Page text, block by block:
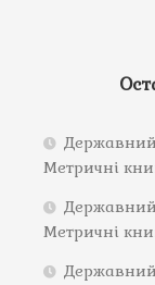
Державний
Метричні
Державний
Метричні
Державний